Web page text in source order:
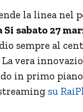
la linea nel
Si sabato 27
sempre al
vera
in primo
su